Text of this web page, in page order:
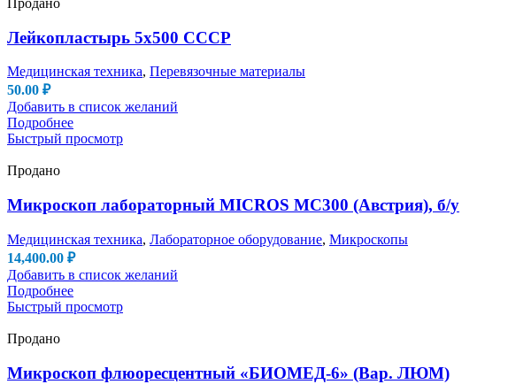
Продано
Лейкопластырь 5х500 СССР
Медицинская техника, Перевязочные материалы
50.00 ₽
Добавить в список желаний
Подробнее
Быстрый просмотр
Продано
Микроскоп лабораторный MICROS MC300 (Австрия), б/у
Медицинская техника, Лабораторное оборудование, Микроскопы
14,400.00 ₽
Добавить в список желаний
Подробнее
Быстрый просмотр
Продано
Микроскоп флюоресцентный «БИОМЕД-6» (Вар. ЛЮМ)